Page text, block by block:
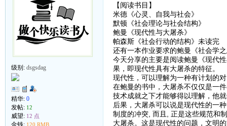
级别: dsgsdag
精华: 0
发帖: 12
威望: 12 点
120 RMB
【阅读书目】
米德《心灵、自我与社会》
默顿《社会理论与社会结构》
鲍曼《现代性与大屠杀》
帕森斯《社会行动的结构》未读完
还有一本作业要求的鲍曼《社会学
今天分享的主要是阅读鲍曼《现代
果，即现代性具有大屠杀的特征。
现代性，可以理解为一种有计划的
在鲍曼的书中，大屠杀不仅仅是一
技术成就之下才能够得以理解，他
后果，大屠杀可以说是现代性的一
制度的冲突, 而且, 正是这些规范和
大屠杀。这是现代性的问题，文明